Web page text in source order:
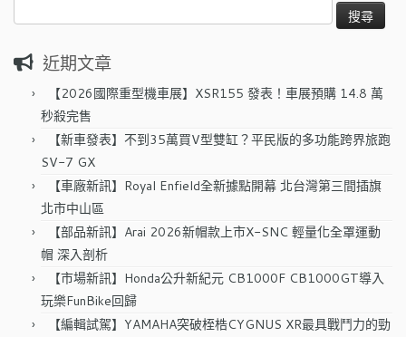
尋
鍵
近期文章
【2026國際重型機車展】XSR155 發表！車展預購 14.8 萬
秒殺完售
【新車發表】不到35萬買V型雙缸？平民版的多功能跨界旅跑
SV-7 GX
【車廠新訊】Royal Enfield全新據點開幕 北台灣第三間插旗
北市中山區
【部品新訊】Arai 2026新帽款上市X-SNC 輕量化全罩運動
帽 深入剖析
【市場新訊】Honda公升新紀元 CB1000F CB1000GT導入
玩樂FunBike回歸
【編輯試駕】YAMAHA突破桎梏CYGNUS XR最具戰鬥力的勁